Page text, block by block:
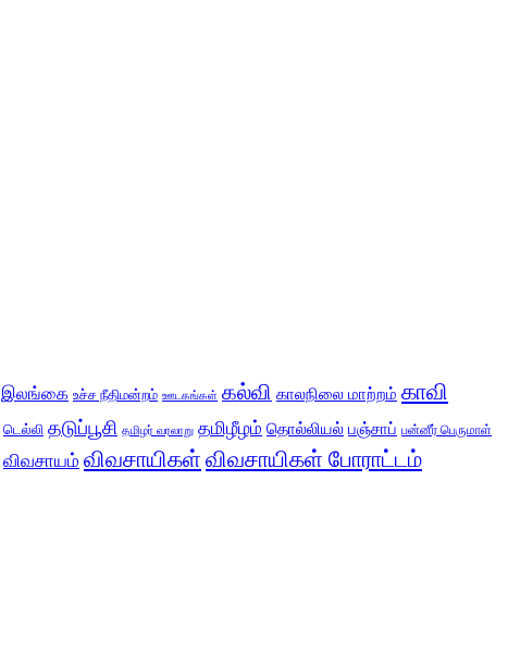
இலங்கை உச்ச நீதிமன்றம் ஊடகங்கள் கல்வி காலநிலை மாற்றம் காவி
டெல்லி தடுப்பூசி தமிழர் வரலாறு தமிழீழம் தொல்லியல் பஞ்சாப் பன்னீர் பெருமாள்
விவசாயம் விவசாயிகள் விவசாயிகள் போராட்டம்